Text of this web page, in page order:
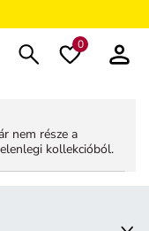
0
nem része a
kollekcióból.